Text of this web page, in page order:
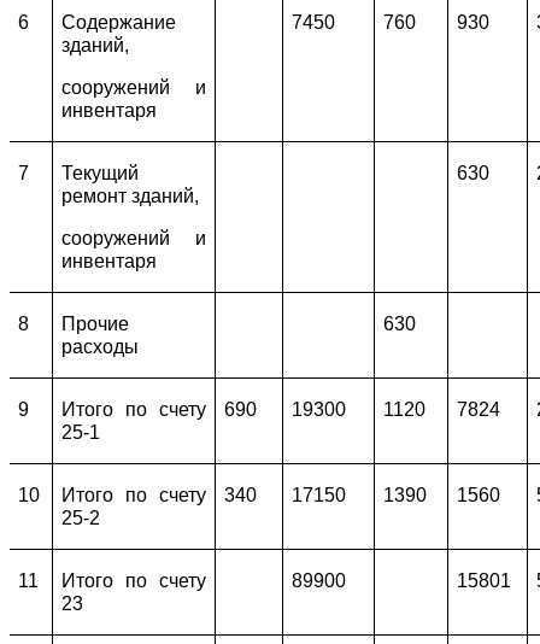
6
Содержание
зданий,
сооружений и
инвентаря
7450 760 930
7
Текущий
ремонт зданий,
сооружений и
инвентаря
630
8
Прочие
расходы
630
9
Итого по счету
25-1
690 19300 1120 7824
10
Итого по счету
25-2
340 17150 1390 1560
11
Итого по счету
23
89900 15801